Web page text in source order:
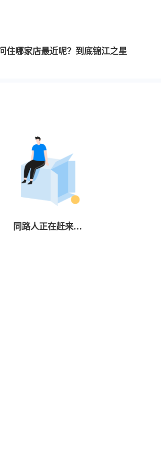
住哪家店最近呢？到底锦江之星
同路人正在赶来…